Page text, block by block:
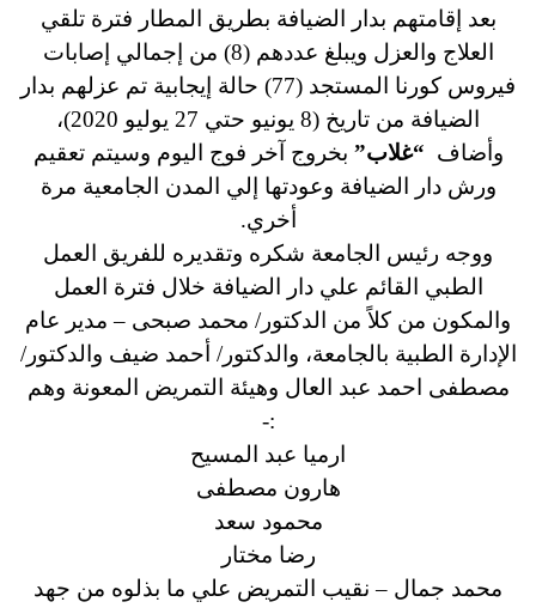
بعد إقامتهم بدار الضيافة بطريق المطار فترة تلقي
العلاج والعزل ويبلغ عددهم (8) من إجمالي إصابات
فيروس كورنا المستجد (77) حالة إيجابية تم عزلهم بدار
الضيافة من تاريخ (8 يونيو حتي 27 يوليو 2020)،
وأضاف “غلاب” بخروج آخر فوج اليوم وسيتم تعقيم
ورش دار الضيافة وعودتها إلي المدن الجامعية مرة
أخري.
ووجه رئيس الجامعة شكره وتقديره للفريق العمل
الطبي القائم علي دار الضيافة خلال فترة العمل
والمكون من كلاً من الدكتور/ محمد صبحى – مدير عام
الإدارة الطبية بالجامعة، والدكتور/ أحمد ضيف والدكتور/
مصطفى احمد عبد العال وهيئة التمريض المعونة وهم
:-
ارميا عبد المسيح
هارون مصطفى
محمود سعد
رضا مختار
محمد جمال – نقيب التمريض علي ما بذلوه من جهد